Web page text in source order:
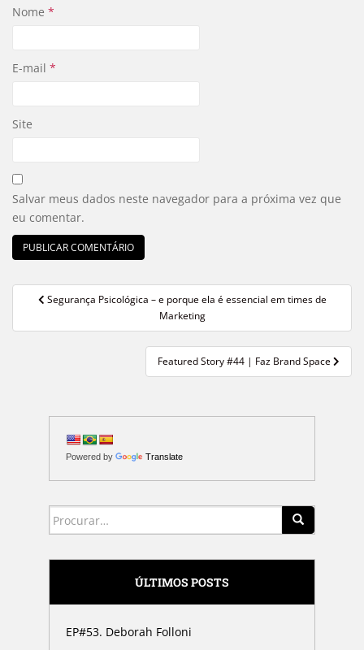
Nome *
E-mail *
Site
Salvar meus dados neste navegador para a próxima vez que
eu comentar.
Navegação de Post
Segurança Psicológica – e porque ela é essencial em times de
Marketing
Featured Story #44 | Faz Brand Space
Powered by Translate
Search for:
ÚLTIMOS POSTS
EP#53. Deborah Folloni